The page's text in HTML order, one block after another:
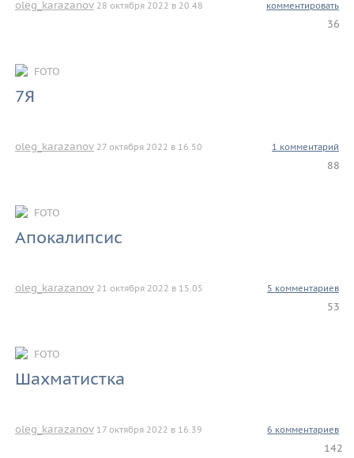
oleg_karazanov 28 октября 2022 в 20.48 комментировать
36
FOTO
7Я
oleg_karazanov 27 октября 2022 в 16.50 1 комментарий
88
FOTO
Апокалипсис
oleg_karazanov 21 октября 2022 в 15.05 5 комментариев
53
FOTO
Шахматистка
oleg_karazanov 17 октября 2022 в 16.39 6 комментариев
142